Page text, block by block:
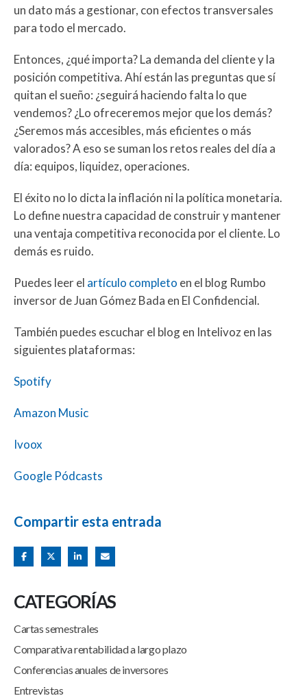
un dato más a gestionar, con efectos transversales
para todo el mercado.
Entonces, ¿qué importa? La demanda del cliente y la
posición competitiva. Ahí están las preguntas que sí
quitan el sueño: ¿seguirá haciendo falta lo que
vendemos? ¿Lo ofreceremos mejor que los demás?
¿Seremos más accesibles, más eficientes o más
valorados? A eso se suman los retos reales del día a
día: equipos, liquidez, operaciones.
El éxito no lo dicta la inflación ni la política monetaria.
Lo define nuestra capacidad de construir y mantener
una ventaja competitiva reconocida por el cliente. Lo
demás es ruido.
Puedes leer el artículo completo en el blog Rumbo
inversor de Juan Gómez Bada en El Confidencial.
También puedes escuchar el blog en Intelivoz en las
siguientes plataformas:
Spotify
Amazon Music
Ivoox
Google Pódcasts
Compartir esta entrada
CATEGORÍAS
Cartas semestrales
Comparativa rentabilidad a largo plazo
Conferencias anuales de inversores
Entrevistas